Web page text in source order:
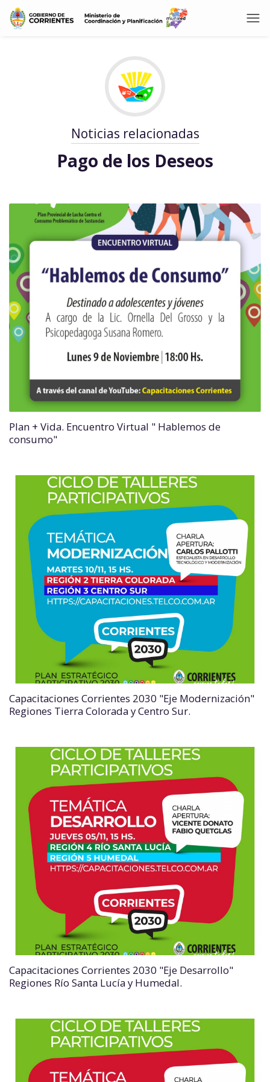
Noticias relacionadas
Pago de los Deseos
Plan + Vida. Encuentro Virtual " Hablemos de
consumo"
Capacitaciones Corrientes 2030 "Eje Modernización"
Regiones Tierra Colorada y Centro Sur.
Capacitaciones Corrientes 2030 "Eje Desarrollo"
Regiones Río Santa Lucía y Humedal.